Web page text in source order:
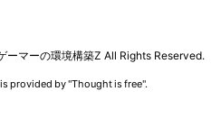
ーマーの環境構築Z All Rights Reserved.
provided by "Thought is free".